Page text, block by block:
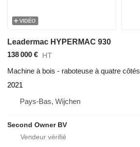
VIDÉO
Leadermac HYPERMAC 930
138 000 € HT
Machine à bois - raboteuse à quatre côtés
2021
Pays-Bas, Wijchen
Second Owner BV